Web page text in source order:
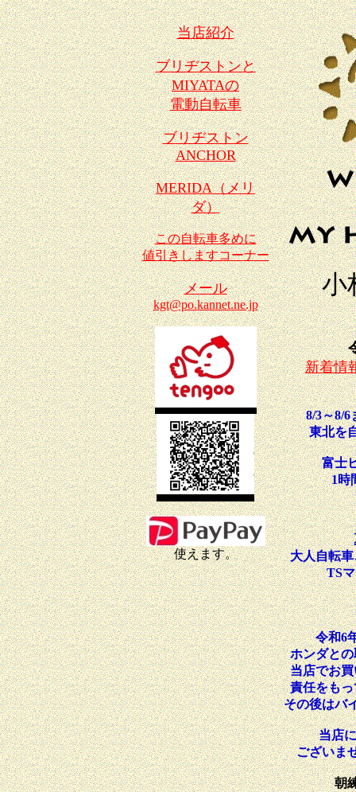
当店紹介
ブリヂストンと
MIYATAの
電動自転車
ブリヂストン
ANCHOR
MERIDA（メリ
ダ）
この自転車多めに
値引きしますコーナー
メール
kgt@po.kannet.ne.jp
使えます。
小
新着情
8/3～8/
東北を
富士
1時
大人自転
TS
令和6
ホンダと
当店でお
責任をも
その後はバ
当店
ございま
朝